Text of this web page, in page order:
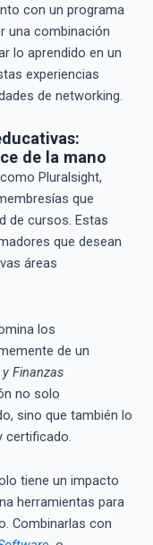
con un programa
una combinación
lo aprendido en un
experiencias
de networking.
de la mano
Pluralsight,
que
de cursos. Estas
que desean
áreas
los
de un
Finanzas
no solo
sino que también lo
certificado.
tiene un impacto
herramientas para
Combinarlas con